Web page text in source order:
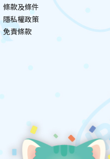
條款及條件
隱私權政策
免責條款